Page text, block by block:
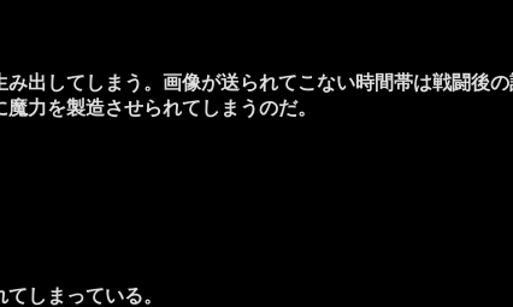
出してしまう。画像が送られてこない時間帯は戦闘後
力を製造させられてしまうのだ。
しまっている。